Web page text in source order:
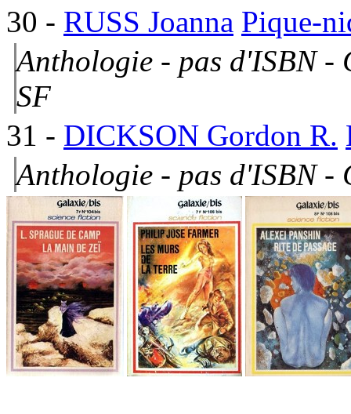
30 - RUSS Joanna Pique-
Anthologie - pas d'ISBN -
SF
31 - DICKSON Gordon R.
Anthologie - pas d'ISBN -